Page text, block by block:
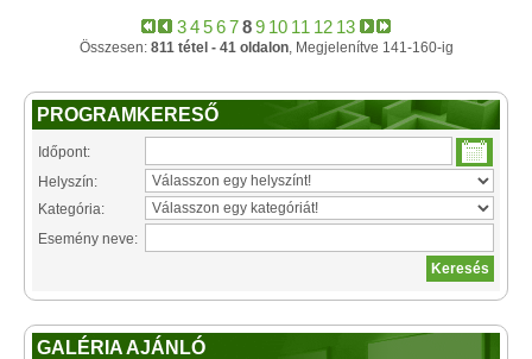
3456789 10 11 12 13
Összesen: 811 tétel - 41 oldalon, Megjelenítve 141-160-ig
PROGRAMKERESŐ
Időpont:
Helyszín:
Kategória:
Esemény neve:
GALÉRIA AJÁNLÓ